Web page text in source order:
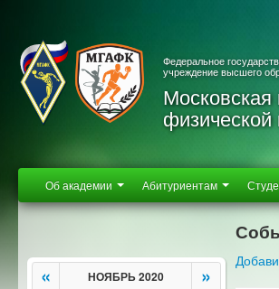
Федеральное
учреждение высшего
Московская
физической
Об академии Абитуриентам
« НОЯБРЬ 2020 »